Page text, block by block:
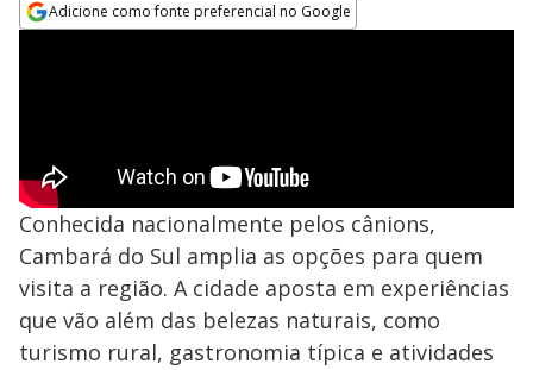
Adicione como fonte preferencial no Google
Conhecida nacionalmente pelos cânions,
Cambará do Sul amplia as opções para quem
visita a região. A cidade aposta em experiências
que vão além das belezas naturais, como
turismo rural, gastronomia típica e atividades